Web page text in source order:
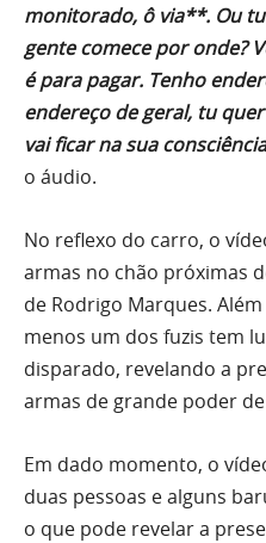
monitorado, ô via**. Ou
gente comece por onde?
é para pagar. Tenho
endereço de geral, tu
vai ficar na sua
o áudio.
No reflexo do carro, o
armas no chão próximas
de Rodrigo Marques.
menos um dos fuzis tem
disparado, revelando a
armas de grande poder
Em dado momento, o
duas pessoas e alguns
o que pode revelar a